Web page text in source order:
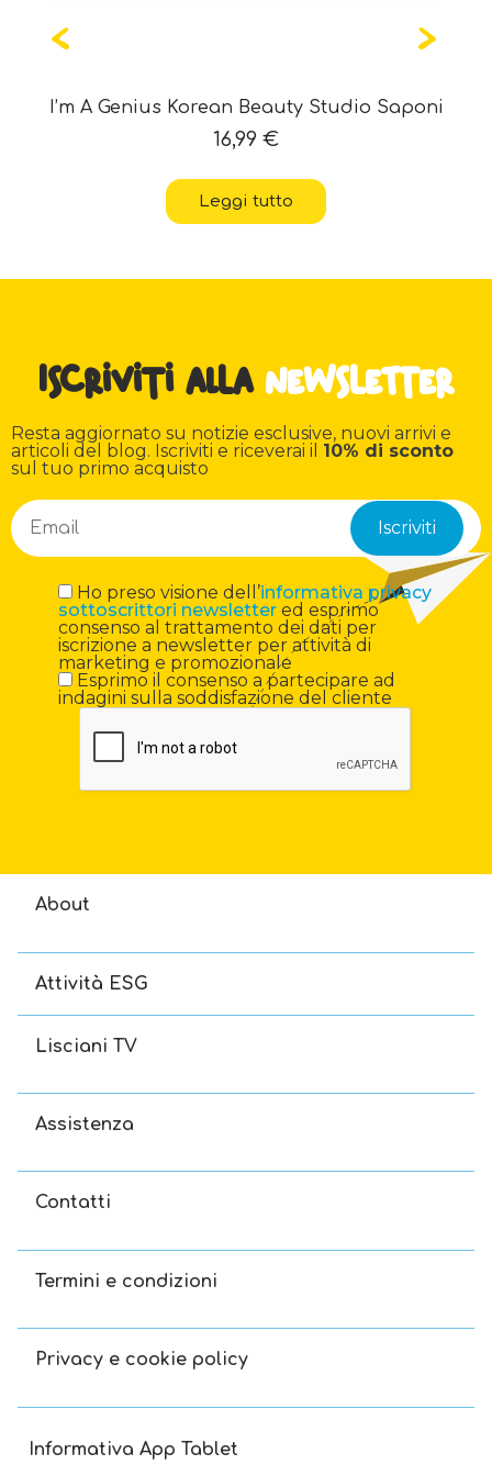
I’m A Genius Korean Beauty Studio Saponi
16,99 €
Leggi tutto
Iscriviti alla newsletter
Resta aggiornato su notizie esclusive, nuovi arrivi e
articoli del blog. Iscriviti e riceverai il 10% di sconto
sul tuo primo acquisto
Ho preso visione dell’informativa privacy
sottoscrittori newslettered esprimo
consenso al trattamento dei dati per
iscrizione a newsletter per attività di
marketing e promozionale
Esprimo il consenso a partecipare ad
indagini sulla soddisfazione del cliente
About
Attività ESG
Lisciani TV
Assistenza
Contatti
Termini e condizioni
Privacy e cookie policy
Informativa App Tablet